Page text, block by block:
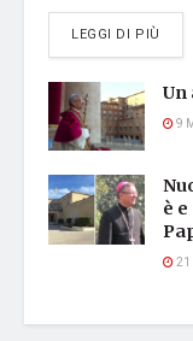
LEGGI DI PIÙ
Un
9
è
21